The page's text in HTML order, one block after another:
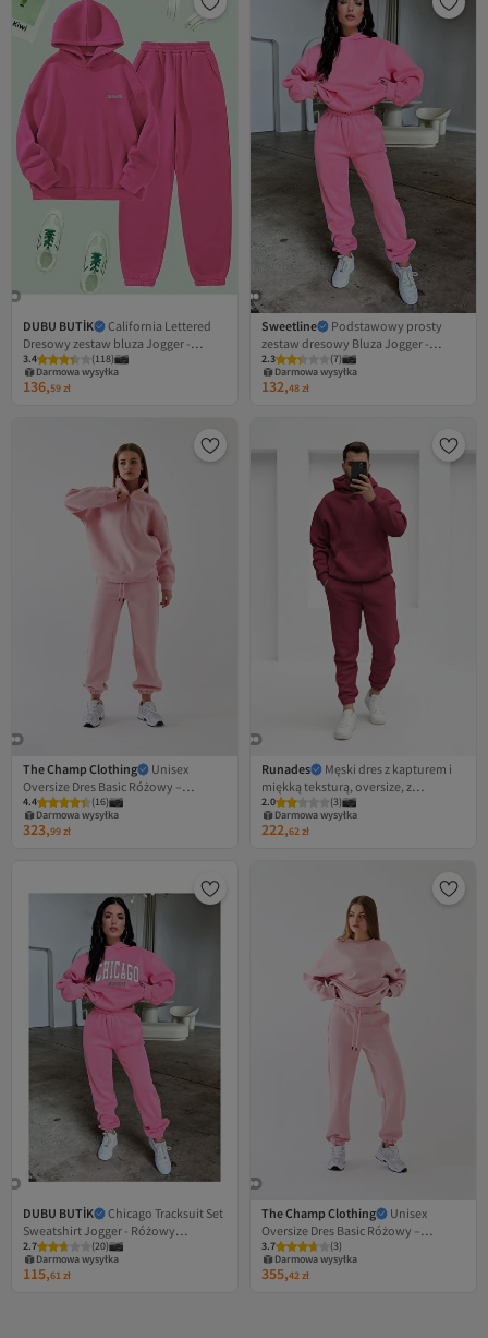
DUBU BUTİK
California Lettered
Dresowy zestaw bluza Jogger -
różowy nadruk oversize z kapturem
3.4 (118)
Darmowa wysyłka
136,59zł
Sweetline
Podstawowy prosty
zestaw dresowy Bluza Jogger -
różowy, oversize z kapturem
2.3 (7)
Darmowa wysyłka
132,48zł
The Champ Clothing
Unisex
Oversize Dres Basic Różowy –
Zapinany na zamek, stójka,
elastyczne nogawki, polar 3-nitkowy
4.4 (16)
Darmowa wysyłka
323,99zł
Runades
Męski dres z kapturem i
miękką teksturą, oversize, z
elastyczną nogawką - casualowy
2.0 (3)
Darmowa wysyłka
222,62zł
DUBU BUTİK
Chicago Tracksuit Set
Sweatshirt Jogger - Różowy
nadrukowany oversize'owy kaptur
2.7 (20)
Darmowa wysyłka
115,61zł
The Champ Clothing
Unisex
Oversize Dres Basic Różowy –
Kołnierzyk rowerowy, Elastyczne
nogawki, 3-nitkowa polarowa
dzianina
3.7 (3)
Darmowa wysyłka
355,42zł